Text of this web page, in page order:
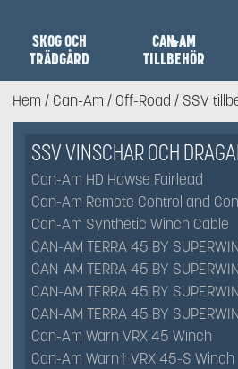
SKOG OCH
TRÄDGÅRD
CAN-AM
TILLBEHÖR
Hem / Can-Am / Off-Road / SSV
SSV VINSCHAR OCH
Can-Am HD Hawse Fairlead
Can-Am Remote Control and
Can-Am Synthetic Winch Cable
CAN-AM TERRA 45 BY
CAN-AM TERRA 45 BY
CAN-AM TERRA 45 BY
CAN-AM TERRA 45 BY
Can-Am Warn VRX 45 Winch
Can-Am Warn† VRX 45-S Winch